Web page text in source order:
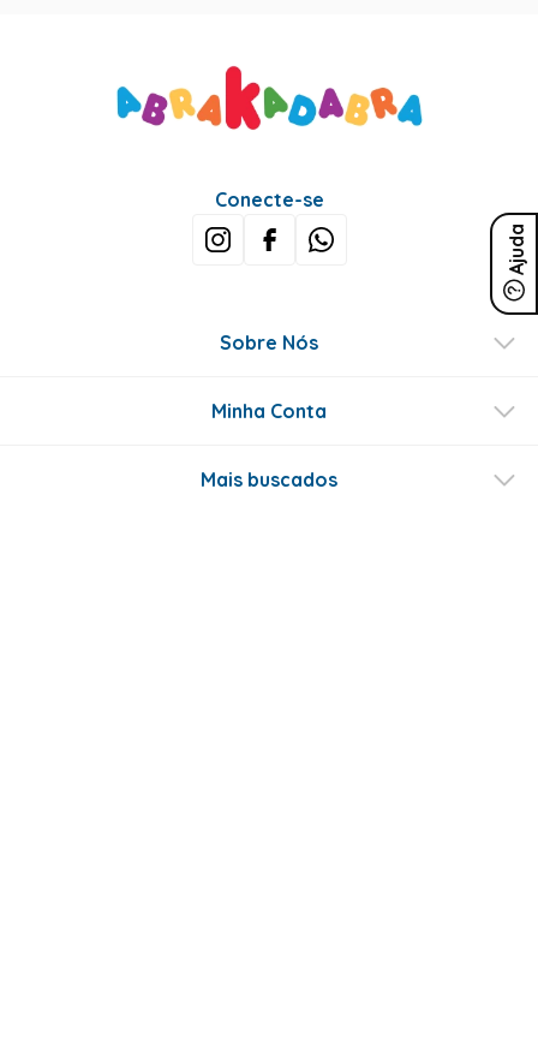
Ajuda
Conecte-se
Sobre Nós
Minha Conta
Mais buscados